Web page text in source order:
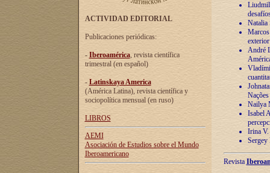
ACTIVIDAD EDITORIAL
Publicaciones periódicas:
- Iberoamérica, revista científica
trimestral (en español)
- Latinskaya America
(América Latina), revista científica y
sociopolítica mensual (en ruso)
LIBROS
AEMI
Asociación de Estudios sobre el Mundo
Iberoamericano
Natalia
André
Nailya
Isabel
Irina V.
Sergey
Revista